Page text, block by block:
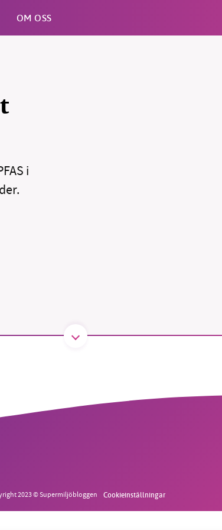
OM OSS
i
2023 © Supermiljöbloggen Cookieinställningar
en hållbar framtid. Sedan starten 2010 har vår
drivit miljödebatten framåt genom
och granskningar. Nu vill vi utveckla vårt arbete –